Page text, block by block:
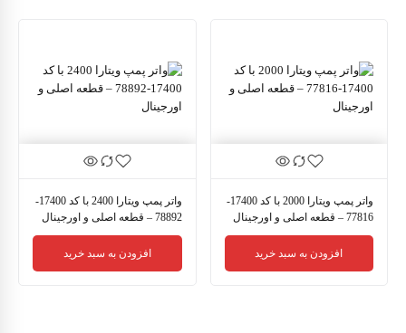
واتر پمپ ویتارا 2000 با کد 17400-
77816 – قطعه اصلی و اورجینال
افزودن به سبد خرید
واتر پمپ ویتارا 2400 با کد 17400-
78892 – قطعه اصلی و اورجینال
افزودن به سبد خرید